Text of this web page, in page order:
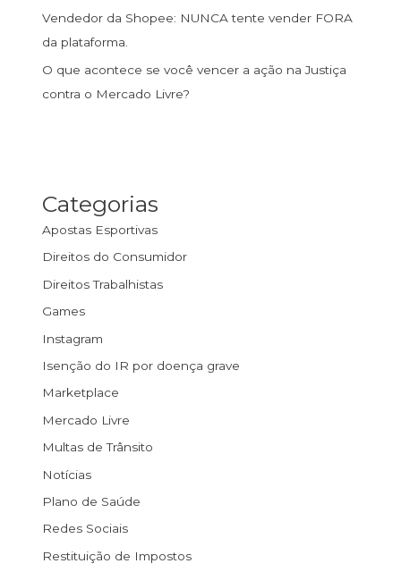
Vendedor da Shopee: NUNCA tente vender FORA
da plataforma.
O que acontece se você vencer a ação na Justiça
contra o Mercado Livre?
Categorias
Apostas Esportivas
Direitos do Consumidor
Direitos Trabalhistas
Games
Instagram
Isenção do IR por doença grave
Marketplace
Mercado Livre
Multas de Trânsito
Notícias
Plano de Saúde
Redes Sociais
Restituição de Impostos